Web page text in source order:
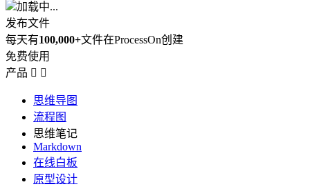
加载中...
发布文件
每天有100,000+文件在ProcessOn创建
免费使用
产品  
思维导图
流程图
思维笔记
Markdown
在线白板
原型设计